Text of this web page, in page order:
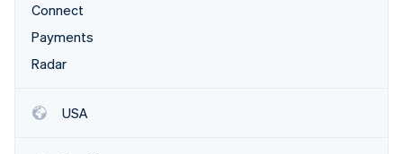
Connect
Payments
Radar
USA